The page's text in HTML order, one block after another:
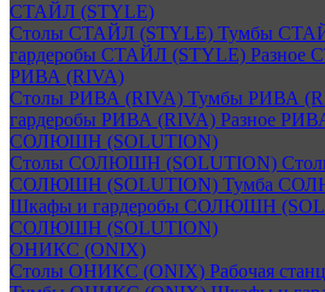
СТАЙЛ (STYLE)
Столы СТАЙЛ (STYLE) Тумбы
гардеробы СТАЙЛ (STYLE) Разное
РИВА (RIVA)
Столы РИВА (RIVA) Тумбы РИВА
гардеробы РИВА (RIVA) Разное
СОЛЮШН (SOLUTION)
Столы СОЛЮШН (SOLUTION)
СОЛЮШН (SOLUTION) Тумба
Шкафы и гардеробы СОЛЮШН
СОЛЮШН (SOLUTION)
ОНИКС (ONIX)
Столы ОНИКС (ONIX) Рабочая